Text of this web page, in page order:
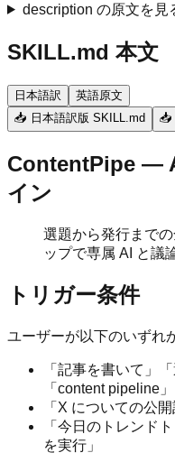
description の原文を見
SKILL.md 本文
日本語訳
英語原文
📥 日本語訳版 SKILL.md
📥
ContentPipe —
イン
選題から発行まで
ップで専属 AI と議
トリガー条件
ユーザーが以下のいずれ
「記事を書いて」
「content pipeline
「X についての公
「今日のトレンド
を実行」